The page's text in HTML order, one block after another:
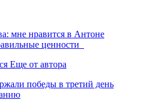
мне нравится в Антоне
ценности
Еще от автора
победы в третий день